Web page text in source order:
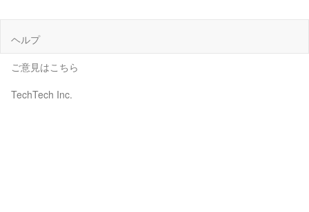
ヘルプ
ご意見はこちら
TechTech Inc.